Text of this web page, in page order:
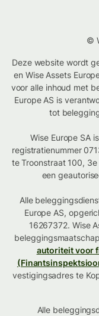
©
Deze website wordt
en Wise Assets
voor alle inhoud met
Europe AS is
tot
Wise Europe SA
registratienummer
te Troonstraat 100,
een
Alle
Europe AS,
16267372. Wise
autoriteit voor
vestigingsadres te
Alle